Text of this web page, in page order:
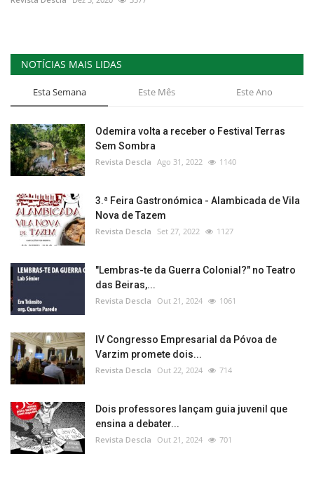
NOTÍCIAS MAIS LIDAS
Esta Semana Este Mês Este Ano
Odemira volta a receber o Festival Terras
Sem Sombra
Revista Descla Ago 31, 2022 1140
3.ª Feira Gastronómica - Alambicada de Vila
Nova de Tazem
Revista Descla Set 27, 2022 1127
"Lembras-te da Guerra Colonial?" no Teatro
das Beiras,...
Revista Descla Out 21, 2024 1061
IV Congresso Empresarial da Póvoa de
Varzim promete dois...
Revista Descla Out 22, 2024 714
Dois professores lançam guia juvenil que
ensina a debater...
Revista Descla Out 21, 2024 701